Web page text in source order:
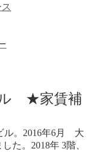
ル ★家賃補
ル。2016年6月 大
た。2018年 3階、